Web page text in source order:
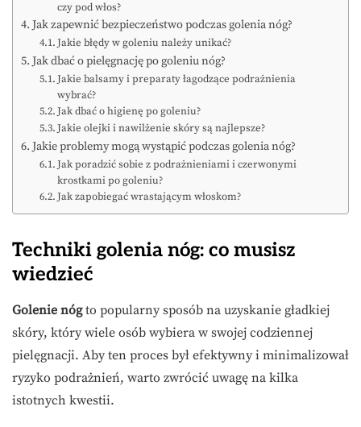
czy pod włos?
Jak zapewnić bezpieczeństwo podczas golenia nóg?
Jakie błędy w goleniu należy unikać?
Jak dbać o pielęgnację po goleniu nóg?
Jakie balsamy i preparaty łagodzące podrażnienia
wybrać?
Jak dbać o higienę po goleniu?
Jakie olejki i nawilżenie skóry są najlepsze?
Jakie problemy mogą wystąpić podczas golenia nóg?
Jak poradzić sobie z podrażnieniami i czerwonymi
krostkami po goleniu?
Jak zapobiegać wrastającym włoskom?
Techniki golenia nóg: co musisz
wiedzieć
Golenie nógto popularny sposób na uzyskanie gładkiej
skóry, który wiele osób wybiera w swojej codziennej
pielęgnacji. Aby ten proces był efektywny i minimalizował
ryzyko podrażnień, warto zwrócić uwagę na kilka
istotnych kwestii.